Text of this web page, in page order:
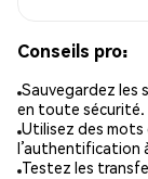
Conseils pro:
Sauvegardez les
en toute sécurité.
Utilisez des mots
l’authentification
Testez les